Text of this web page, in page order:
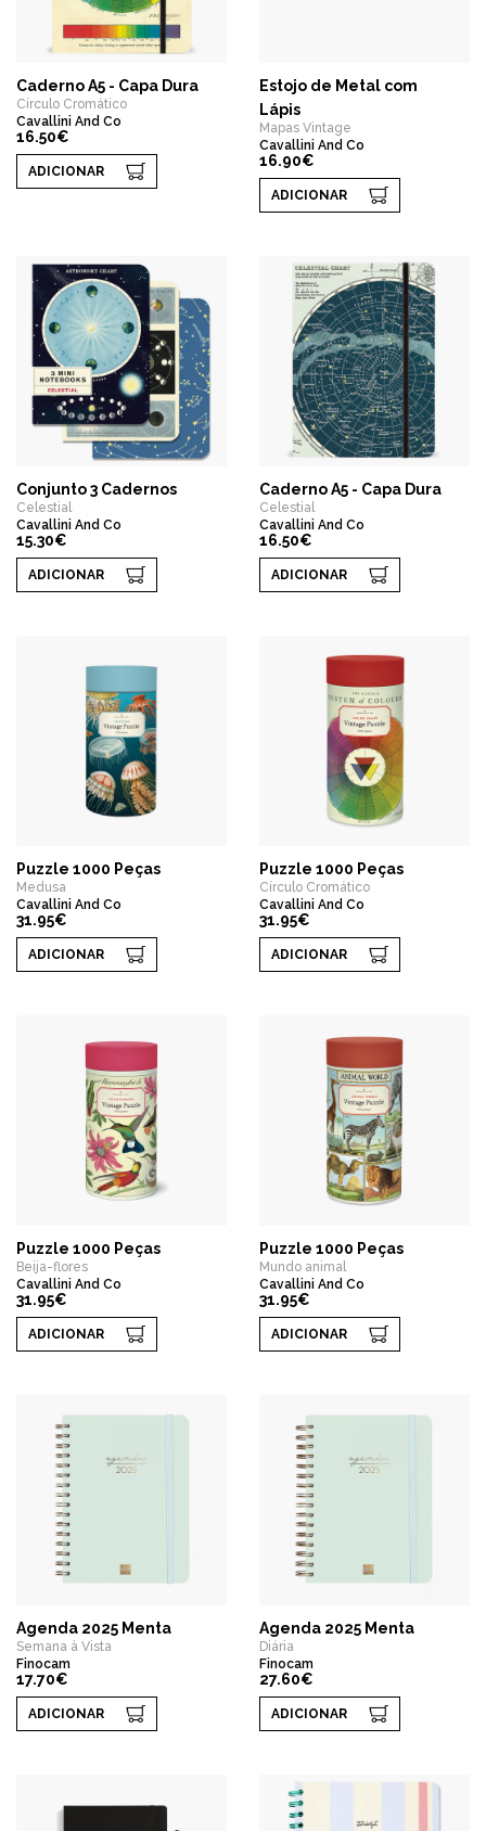
Caderno A5 - Capa Dura
Círculo Cromático
Cavallini And Co
16.50€
ADICIONAR
Estojo de Metal com
Lápis
Mapas Vintage
Cavallini And Co
16.90€
ADICIONAR
Conjunto 3 Cadernos
Celestial
Cavallini And Co
15.30€
ADICIONAR
Caderno A5 - Capa Dura
Celestial
Cavallini And Co
16.50€
ADICIONAR
Puzzle 1000 Peças
Medusa
Cavallini And Co
31.95€
ADICIONAR
Puzzle 1000 Peças
Círculo Cromático
Cavallini And Co
31.95€
ADICIONAR
Puzzle 1000 Peças
Beija-flores
Cavallini And Co
31.95€
ADICIONAR
Puzzle 1000 Peças
Mundo animal
Cavallini And Co
31.95€
ADICIONAR
Agenda 2025 Menta
Semana à Vista
Finocam
17.70€
ADICIONAR
Agenda 2025 Menta
Diária
Finocam
27.60€
ADICIONAR